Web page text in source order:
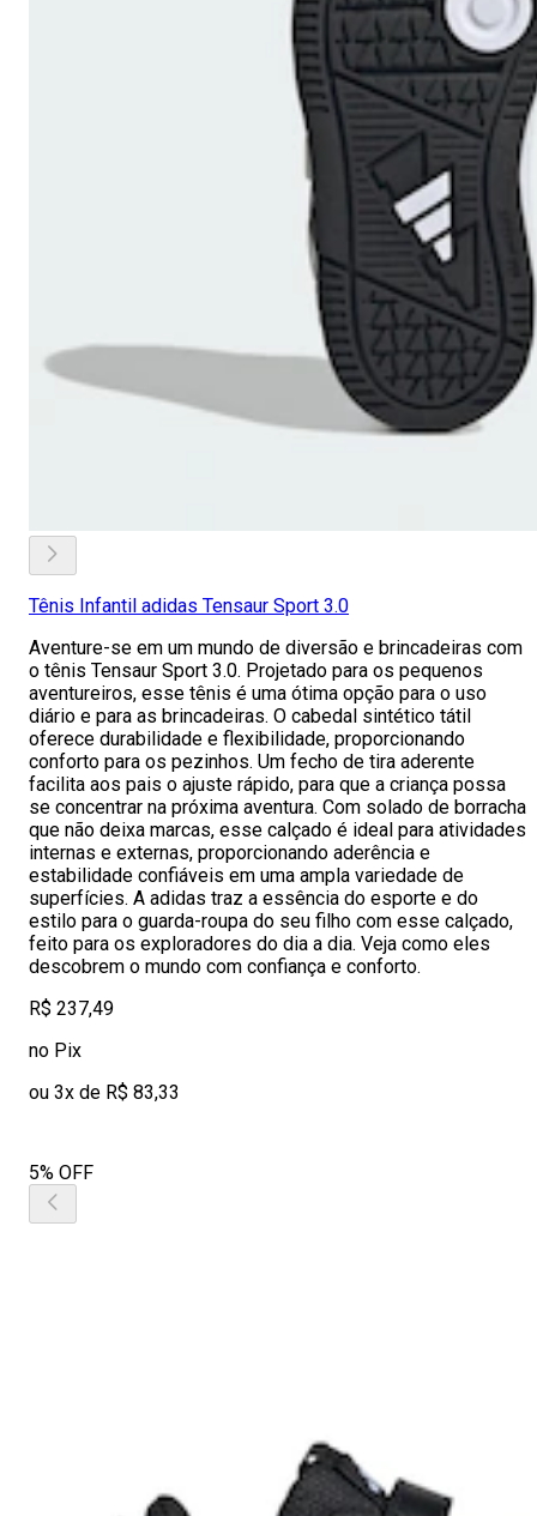
Tênis Infantil adidas Tensaur Sport 3.0
Aventure-se em um mundo de diversão e brincadeiras com
o tênis Tensaur Sport 3.0. Projetado para os pequenos
aventureiros, esse tênis é uma ótima opção para o uso
diário e para as brincadeiras. O cabedal sintético tátil
oferece durabilidade e flexibilidade, proporcionando
conforto para os pezinhos. Um fecho de tira aderente
facilita aos pais o ajuste rápido, para que a criança possa
se concentrar na próxima aventura. Com solado de borracha
que não deixa marcas, esse calçado é ideal para atividades
internas e externas, proporcionando aderência e
estabilidade confiáveis em uma ampla variedade de
superfícies. A adidas traz a essência do esporte e do
estilo para o guarda-roupa do seu filho com esse calçado,
feito para os exploradores do dia a dia. Veja como eles
descobrem o mundo com confiança e conforto.
R$ 237,49
no Pix
ou 3x de R$ 83,33
5% OFF